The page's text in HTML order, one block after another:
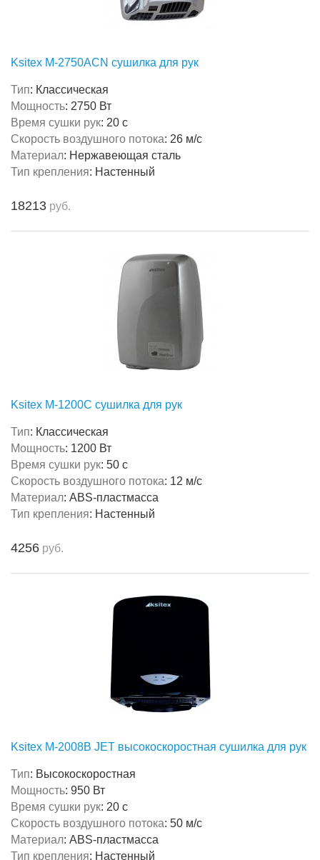
Ksitex M-2750ACN сушилка для рук
Тип: Классическая
Мощность: 2750 Вт
Время сушки рук: 20 с
Скорость воздушного потока: 26 м/с
Материал: Нержавеющая сталь
Тип крепления: Настенный
18213 руб.
Ksitex M-1200C сушилка для рук
Тип: Классическая
Мощность: 1200 Вт
Время сушки рук: 50 с
Скорость воздушного потока: 12 м/с
Материал: ABS-пластмасса
Тип крепления: Настенный
4256 руб.
Ksitex M-2008B JET высокоскоростная сушилка для рук
Тип: Высокоскоростная
Мощность: 950 Вт
Время сушки рук: 20 с
Скорость воздушного потока: 50 м/с
Материал: ABS-пластмасса
Тип крепления: Настенный